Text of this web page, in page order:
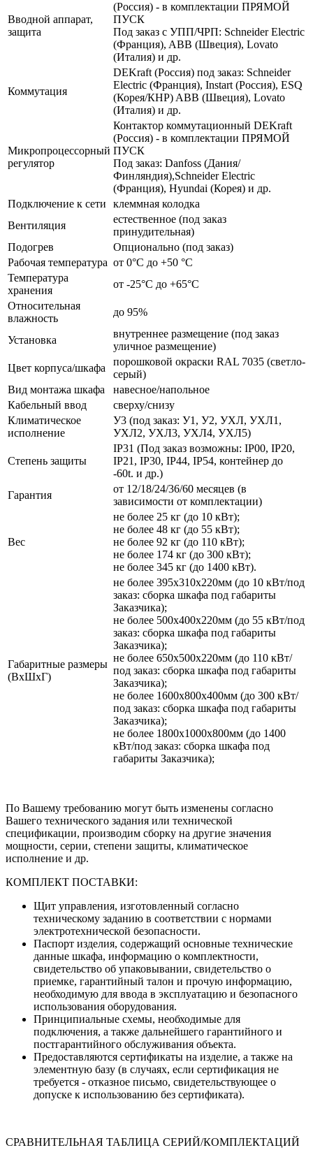
Вводной аппарат,
защита
(Россия) - в комплектации ПРЯМОЙ
ПУСК
Под заказ с УПП/ЧРП: Schneider Electric
(Франция), ABB (Швеция), Lovato
(Италия) и др.
Коммутация
DEKraft (Россия) под заказ: Schneider
Electric (Франция), Instart (Россия), ESQ
(Корея/КНР) ABB (Швеция), Lovato
(Италия) и др.
Микропроцессорный
регулятор
Контактор коммутационный DEKraft
(Россия) - в комплектации ПРЯМОЙ
ПУСК
Под заказ: Danfoss (Дания/
Финляндия),Schneider Electric
(Франция), Hyundai (Корея) и др.
Подключение к сети
клеммная колодка
Вентиляция
естественное (под заказ
принудительная)
Подогрев
Опционально (под заказ)
Рабочая температура от 0°C до +50 °C
Температура
хранения
от -25°C до +65°C
Относительная
влажность
до 95%
Установка
внутреннее размещение (под заказ
уличное размещение)
Цвет корпуса/шкафа
порошковой окраски RAL 7035 (светло-
серый)
Вид монтажа шкафа
навесное/напольное
Кабельный ввод
сверху/снизу
Климатическое
исполнение
У3 (под заказ: У1, У2, УХЛ, УХЛ1,
УХЛ2, УХЛ3, УХЛ4, УХЛ5)
Степень защиты
IP31 (Под заказ возможны: IP00, IP20,
IP21, IP30, IP44, IP54, контейнер до
-60t. и др.)
Гарантия
от 12/18/24/36/60 месяцев (в
зависимости от комплектации)
Вес
не более 25 кг (до 10 кВт);
не более 48 кг (до 55 кВт);
не более 92 кг (до 110 кВт);
не более 174 кг (до 300 кВт);
не более 345 кг (до 1400 кВт).
Габаритные размеры
(ВхШхГ)
не более 395х310х220мм (до 10 кВт/под
заказ: сборка шкафа под габариты
Заказчика);
не более 500х400х220мм (до 55 кВт/под
заказ: сборка шкафа под габариты
Заказчика);
не более 650х500х220мм (до 110 кВт/
под заказ: сборка шкафа под габариты
Заказчика);
не более 1600х800х400мм (до 300 кВт/
под заказ: сборка шкафа под габариты
Заказчика);
не более 1800х1000х800мм (до 1400
кВт/под заказ: сборка шкафа под
габариты Заказчика);
По Вашему требованию могут быть изменены согласно
Вашего технического задания или технической
спецификации, производим сборку на другие значения
мощности, серии, степени защиты, климатическое
исполнение и др.
КОМПЛЕКТ ПОСТАВКИ:
Щит управления, изготовленный согласно
техническому заданию в соответствии с нормами
электротехнической безопасности.
Паспорт изделия, содержащий основные технические
данные шкафа, информацию о комплектности,
свидетельство об упаковывании, свидетельство о
приемке, гарантийный талон и прочую информацию,
необходимую для ввода в эксплуатацию и безопасного
использования оборудования.
Принципиальные схемы, необходимые для
подключения, а также дальнейшего гарантийного и
постгарантийного обслуживания объекта.
Предоставляются сертификаты на изделие, а также на
элементную базу (в случаях, если сертификация не
требуется - отказное письмо, свидетельствующее о
допуске к использованию без сертификата).
СРАВНИТЕЛЬНАЯ ТАБЛИЦА СЕРИЙ/КОМПЛЕКТАЦИЙ